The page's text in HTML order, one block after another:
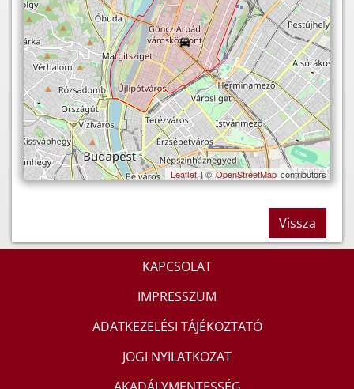
Leaflet| ©OpenStreetMap contributors
Vissza
KAPCSOLAT
IMPRESSZUM
ADATKEZELÉSI TÁJÉKOZTATÓ
JOGI NYILATKOZAT